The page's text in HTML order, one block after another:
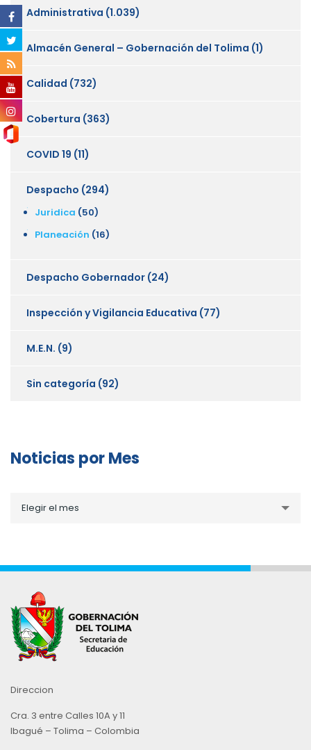
Administrativa (1.039)
Almacén General – Gobernación del Tolima (1)
Calidad (732)
Cobertura (363)
COVID 19 (11)
Despacho (294)
Juridica (50)
Planeación (16)
Despacho Gobernador (24)
Inspección y Vigilancia Educativa (77)
M.E.N. (9)
Sin categoría (92)
Noticias por Mes
porElegir el mes
Direccion
Cra. 3 entre Calles 10A y 11
Ibagué – Tolima – Colombia